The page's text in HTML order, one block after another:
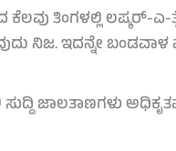
ತಿಂಗಳಲ್ಲಿ ಲಷ್ಕರ್-ಎ-
ನಿಜ. ಇದನ್ನೇ
ಜಾಲತಾಣಗಳು